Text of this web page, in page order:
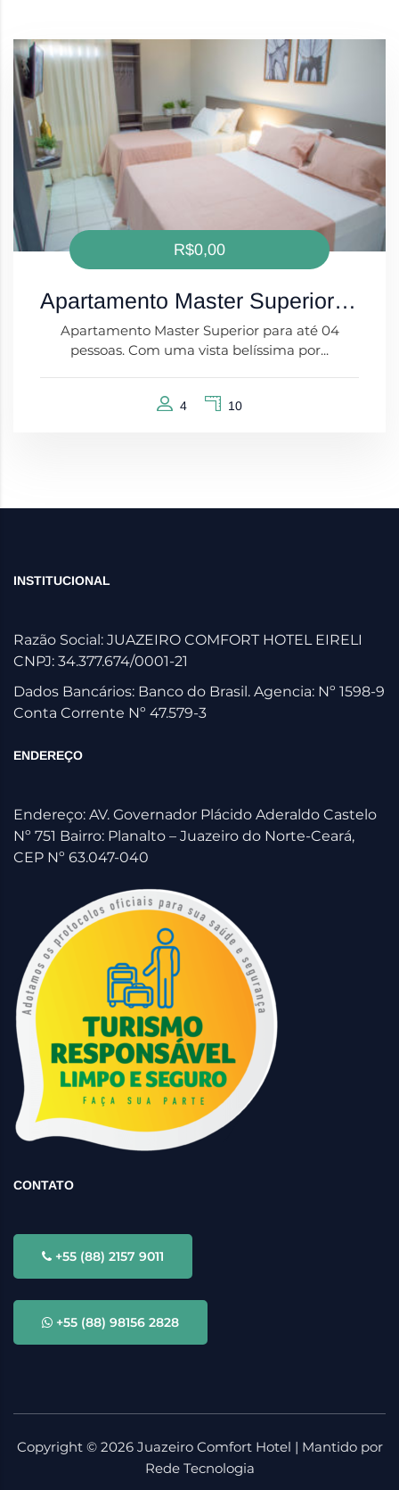
R$0,00
Apartamento Master Superior com Vista
Apartamento Master Superior para até 04
pessoas. Com uma vista belíssima por...
4 10
INSTITUCIONAL
Razão Social: JUAZEIRO COMFORT HOTEL EIRELI
CNPJ: 34.377.674/0001-21
Dados Bancários: Banco do Brasil. Agencia: Nº 1598-9
Conta Corrente Nº 47.579-3
ENDEREÇO
Endereço: AV. Governador Plácido Aderaldo Castelo
Nº 751 Bairro: Planalto – Juazeiro do Norte-Ceará,
CEP Nº 63.047-040
CONTATO
+55 (88) 2157 9011
+55 (88) 98156 2828
Copyright © 2026 Juazeiro Comfort Hotel | Mantido por
Rede Tecnologia